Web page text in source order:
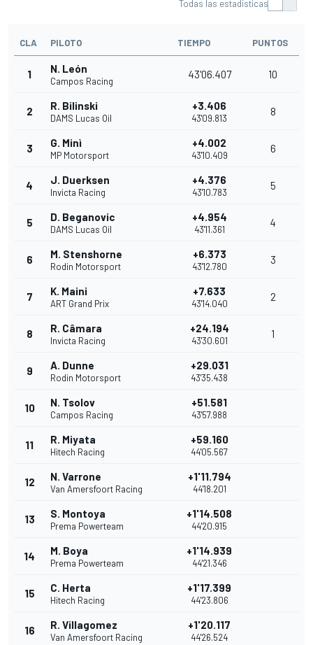
Todas las estadísticas
CLA PILOTO TIEMPO PUNTOS
1 N. León
Campos Racing
43'06.407 10
2 R. Bilinski
DAMS Lucas Oil
+3.406
43'09.813
8
3 G. Minì
MP Motorsport
+4.002
43'10.409
6
4 J. Duerksen
Invicta Racing
+4.376
43'10.783
5
5 D. Beganovic
DAMS Lucas Oil
+4.954
43'11.361
4
6 M. Stenshorne
Rodin Motorsport
+6.373
43'12.780
3
7 K. Maini
ART Grand Prix
+7.633
43'14.040
2
8 R. Câmara
Invicta Racing
+24.194
43'30.601
1
9 A. Dunne
Rodin Motorsport
+29.031
43'35.438
10 N. Tsolov
Campos Racing
+51.581
43'57.988
11 R. Miyata
Hitech Racing
+59.160
44'05.567
12 N. Varrone
Van Amersfoort Racing
+1'11.794
44'18.201
13 S. Montoya
Prema Powerteam
+1'14.508
44'20.915
14 M. Boya
Prema Powerteam
+1'14.939
44'21.346
15 C. Herta
Hitech Racing
+1'17.399
44'23.806
16 R. Villagomez
Van Amersfoort Racing
+1'20.117
44'26.524